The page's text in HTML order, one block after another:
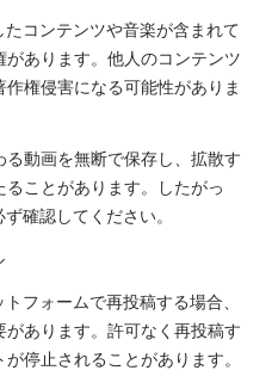
コンテンツや音楽が含まれて
あります。他人のコンテンツ
権侵害になる可能性がありま
動画を無断で保存し、拡散す
ことがあります。したがっ
確認してください。
フォームで再投稿する場合、
あります。許可なく再投稿す
停止されることがあります。